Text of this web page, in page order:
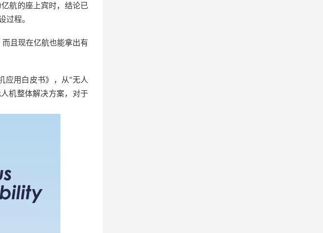
航的座上宾时，结论已
程。
且现在亿航也能拿出有
用白皮书》，从“无人
机整体解决方案，对于